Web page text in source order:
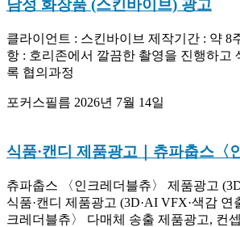
남성 화장품 (스킨바이브) 광고
클라이언트 : 스킨바이브 제작기간 : 약 8
항 : 호리존에서 깔끔한 촬영을 진행하고
록 협의과정
포커스필름 2026년 7월 14일
식품·캔디 제품광고｜츄파춥스〈
츄파춥스 〈인크레더블츄〉 제품광고
식품·캔디 제품광고 (3D·AI VFX·색감 연
크레더블츄〉 다매체 송출 제품광고, 컨